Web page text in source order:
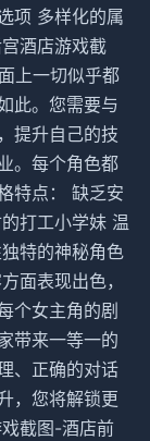
项 多样化的属
酒店游戏截
上一切似乎都
此。您需要与
提升自己的技
。每个角色都
特点： 缺乏安
打工小学妹 温
特的神秘角色
面表现出色，
个女主角的剧
带来一等一的
、正确的对话
，您将解锁更
截图-酒店前